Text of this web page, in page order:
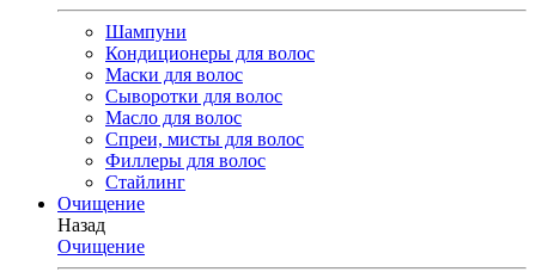
Шампуни
Кондиционеры для волос
Маски для волос
Сыворотки для волос
Масло для волос
Спреи, мисты для волос
Филлеры для волос
Стайлинг
Очищение
Назад
Очищение